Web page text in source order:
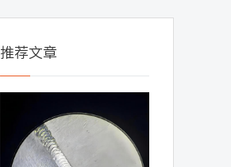
推荐文章